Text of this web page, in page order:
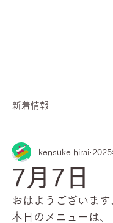
新着情報
7月7日
kensuke hirai
おはようございま
本日のメニューは、